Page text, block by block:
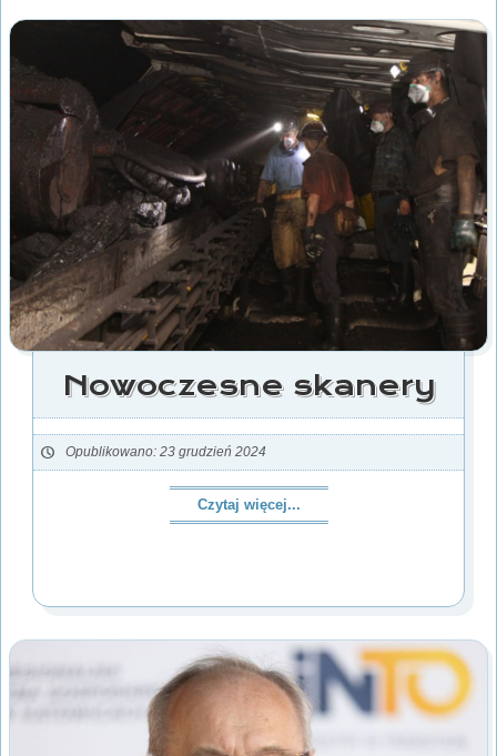
Nowoczesne skanery
Opublikowano: 23 grudzień 2024
Czytaj więcej...